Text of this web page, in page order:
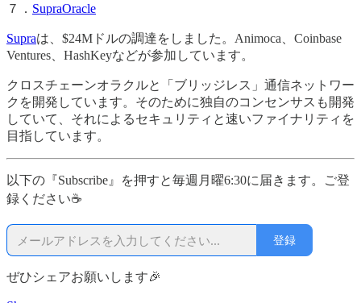
７． SupraOracle
Supraは、$24Mドルの調達をしました。Animoca、Coinbase
Ventures、HashKeyなどが参加しています。
クロスチェーンオラクルと「ブリッジレス」通信ネットワー
クを開発しています。そのために独自のコンセンサスも開発
していて、それによるセキュリティと速いファイナリティを
目指しています。
以下の『Subscribe』を押すと毎週月曜6:30に届きます。ご登
録ください☕
登録
ぜひシェアお願いします🎉